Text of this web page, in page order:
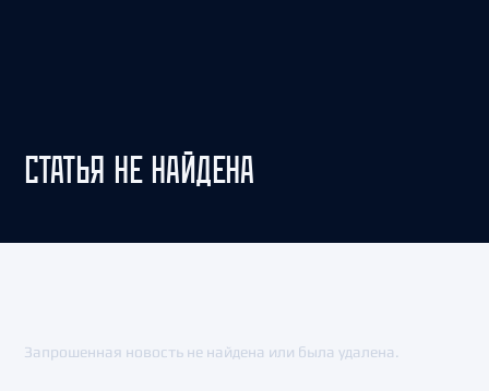
СТАТЬЯ НЕ НАЙДЕНА
Запрошенная новость не найдена или была удалена.